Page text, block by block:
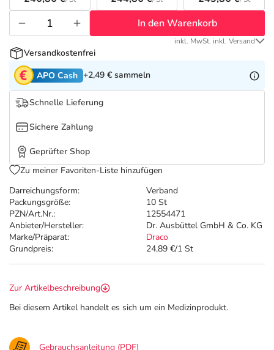
Tierapotheke
Vitamine & Mineralstoffe
Marken
Salus Deals
Darreichungsform:
Verband
Packungsgröße:
10 St
PZN/Art.Nr.:
12554471
Anbieter/Hersteller:
Dr. Ausbüttel GmbH & Co. KG
Marke/Präparat:
Draco
Grundpreis:
24,89 €/1 St
In den Warenkorb
inkl. MwSt. inkl. Versand
Versandkostenfrei
APO Cash +2,49 € sammeln
Schnelle Lieferung
Sichere Zahlung
Geprüfter Shop
Zu meiner Favoriten-Liste hinzufügen
Zur Artikelbeschreibung
Bei diesem Artikel handelt es sich um ein Medizinprodukt.
Gebrauchsanleitung (PDF)